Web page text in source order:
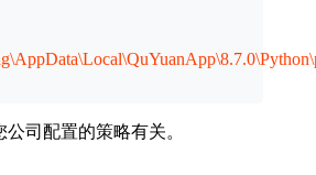
司配置的策略有关。